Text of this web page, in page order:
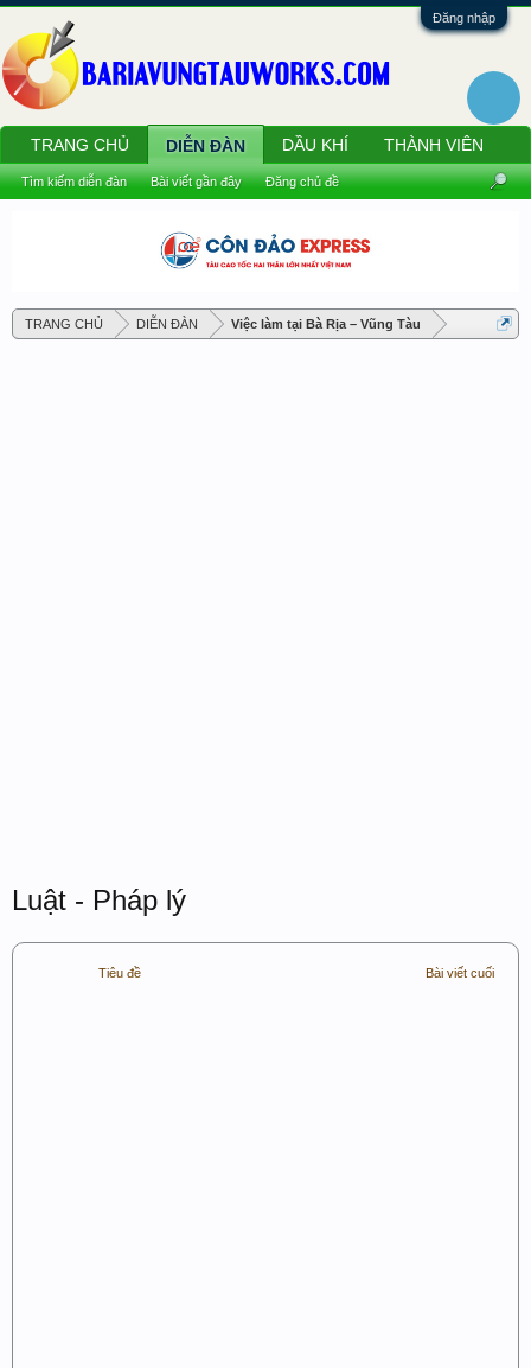
Đăng nhập
TRANG CHỦ DIỄN ĐÀN Việc làm tại Bà Rịa – Vũng Tàu
Luật - Pháp lý
Tiêu đề Bài viết cuối
TRANG CHỦ DIỄN ĐÀN
Tìm kiếm diễn đàn Bài viết gần đây Đăng chủ đề
DẦU KHÍ THÀNH VIÊN